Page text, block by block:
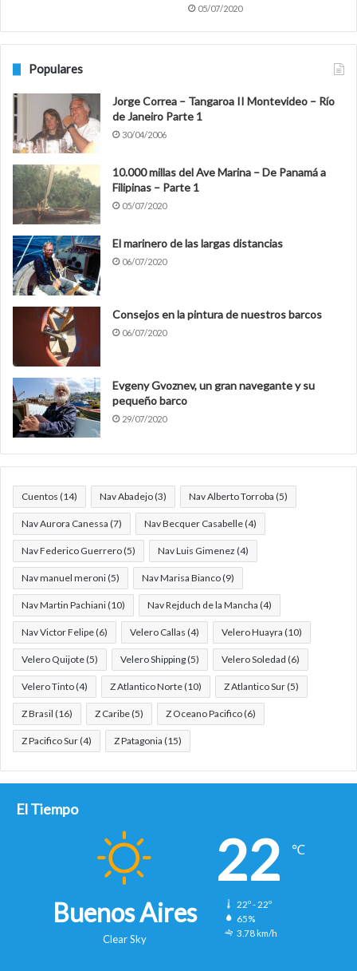
05/07/2020
Populares
Jorge Correa – Tangaroa II Montevideo – Río
de Janeiro Parte 1
30/04/2006
10.000 millas del Ave Marina – De Panamá a
Filipinas – Parte 1
05/07/2020
El marinero de las largas distancias
06/07/2020
Consejos en la pintura de nuestros barcos
06/07/2020
Evgeny Gvoznev, un gran navegante y su
pequeño barco
29/07/2020
Cuentos (14) Nav Abadejo(3) Nav Alberto Torroba (5)
Nav Aurora Canessa (7) Nav Becquer Casabelle(4)
Nav Federico Guerrero(5) Nav Luis Gimenez (4)
Nav manuel meroni(5) Nav Marisa Bianco(9)
Nav Martin Pachiani(10) Nav Rejduch de la Mancha (4)
Nav Victor Felipe(6) Velero Callas (4) Velero Huayra (10)
Velero Quijote(5) Velero Shipping(5) Velero Soledad (6)
Velero Tinto(4) Z Atlantico Norte(10) Z Atlantico Sur(5)
Z Brasil (16) Z Caribe(5) Z Oceano Pacifico(6)
Z Pacifico Sur(4) Z Patagonia (15)
El Tiempo
Buenos Aires
Clear Sky
22 ℃
22º - 22º
65%
3.78 km/h